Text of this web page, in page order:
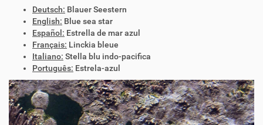
Deutsch: Blauer Seestern
English: Blue sea star
Español: Estrella de mar azul
Français: Linckia bleue
Italiano: Stella blu indo-pacifica
Português: Estrela-azul